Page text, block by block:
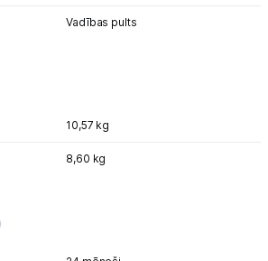
Vadības pults
10,57 kg
8,60 kg